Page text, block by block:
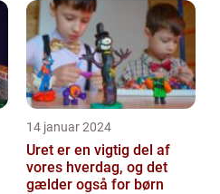
m...
14 januar 2024
Uret er en vigtig del af
vores hverdag, og det
gælder også for børn